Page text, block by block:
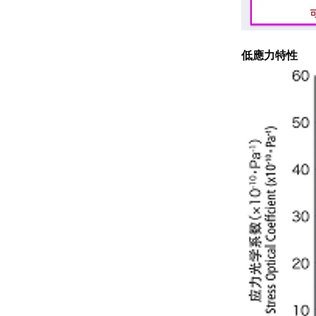
低應力特性